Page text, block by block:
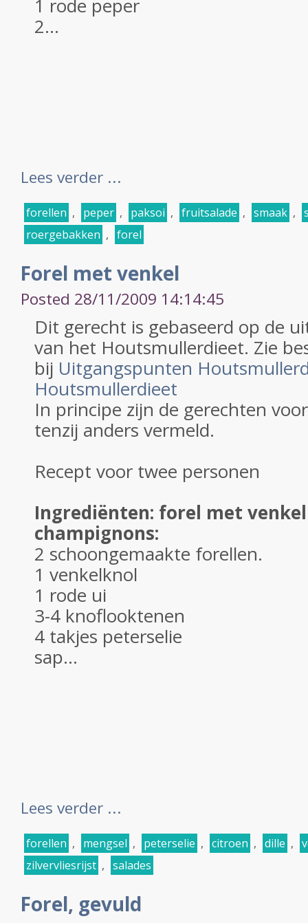
1 rode peper
2...
Lees verder ...
forellen , peper , paksoi , fruitsalade , smaak ,
roergebakken , forel
Forel met venkel
Posted 28/11/2009 14:14:45
Dit gerecht is gebaseerd op de
van het Houtsmullerdieet. Zie
bij Uitgangspunten
Houtsmullerdieet
In principe zijn de gerechten
tenzij anders vermeld.
Recept voor twee personen
Ingrediënten: forel met
champignons:
2 schoongemaakte forellen.
1 venkelknol
1 rode ui
3-4 knoflooktenen
4 takjes peterselie
sap...
Lees verder ...
forellen , mengsel , peterselie , citroen , dille ,
zilvervliesrijst , salades
Forel, gevuld